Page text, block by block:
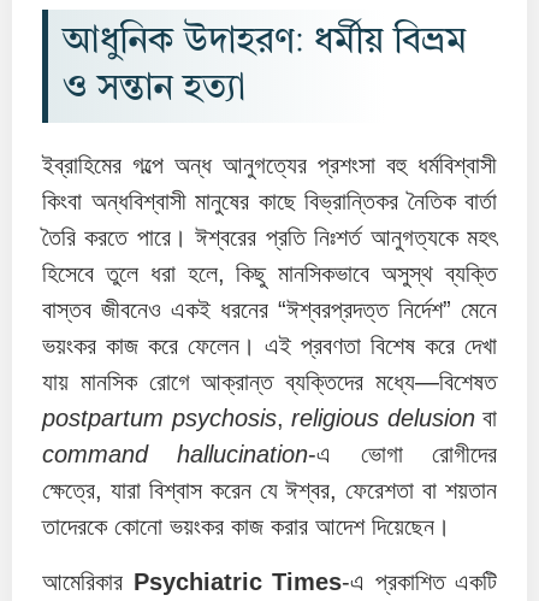
আধুনিক উদাহরণ: ধর্মীয় বিভ্রম
ও সন্তান হত্যা
ইব্রাহিমের গল্পে অন্ধ আনুগত্যের প্রশংসা বহু ধর্মবিশ্বাসী
কিংবা অন্ধবিশ্বাসী মানুষের কাছে বিভ্রান্তিকর নৈতিক বার্তা
তৈরি করতে পারে। ঈশ্বরের প্রতি নিঃশর্ত আনুগত্যকে মহৎ
হিসেবে তুলে ধরা হলে, কিছু মানসিকভাবে অসুস্থ ব্যক্তি
বাস্তব জীবনেও একই ধরনের “ঈশ্বরপ্রদত্ত নির্দেশ” মেনে
ভয়ংকর কাজ করে ফেলেন। এই প্রবণতা বিশেষ করে দেখা
যায় মানসিক রোগে আক্রান্ত ব্যক্তিদের মধ্যে—বিশেষত
postpartum psychosis, religious delusionবা
command hallucination-এ ভোগা রোগীদের
ক্ষেত্রে, যারা বিশ্বাস করেন যে ঈশ্বর, ফেরেশতা বা শয়তান
তাদেরকে কোনো ভয়ংকর কাজ করার আদেশ দিয়েছেন।
আমেরিকার Psychiatric Times-এ প্রকাশিত একটি